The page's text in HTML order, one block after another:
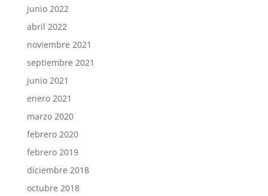
junio 2022
abril 2022
noviembre 2021
septiembre 2021
junio 2021
enero 2021
marzo 2020
febrero 2020
febrero 2019
diciembre 2018
octubre 2018